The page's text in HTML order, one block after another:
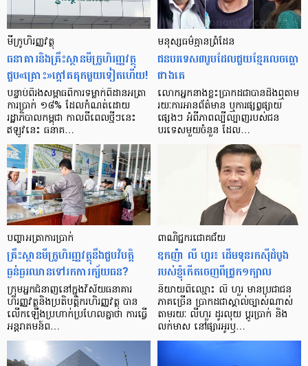
មីក្រូ​ហិរញ្ញវត្ថុ
ធនាគារ​និង​គ្រឹះស្ថាន​មីក្រូ​ហិរញ្ញវត្ថុ​
ជួប«គ្រោះ»ក្តៅ​គគុក​មួយ​ទៀត​ហើយ!
បន្ទាប់​ពី​រង​សម្ពាធ​​ពី​ការ​ទម្លាក់​ពិដាន​អត្រា​
ការ​ប្រាក់ ១៨​% ដែល​កំណត់​ដោយ​
រដ្ឋាភិបាល​កម្ពុជា កាល​ពី​ពេល​ថ្មីៗ​នេះ
ឥឡូវ​នេះ ធនាគ…
មនុស្ស​ធម៌​គ្មាន​ព្រំដែន
ជន​បរទេស​៣​រូប​ដែល​ជួយ​ខ្មែរ​លេច​ធ្លោ​
ជាង​គេ
លោកអ្នក​នាង​ខ្លះ​ប្រាកដ​ជា​បាន​​ដឹង​ឮ​តាម​
រយៈ​ការ​អាន​ព័ត៌មាន ឬ​ការ​ផ្សព្វផ្សាយ​
ផ្សេងៗ អំពី​ភាព​ល្បីល្បាញ​របស់​ជន​
បរទេស​មួយ​ចំនួន ដែល…
បញ្ហា​អត្រា​ការប្រាក់
គ្រឹះស្ថាន​មីក្រូ​ហិរញ្ញវត្ថុ​នឹង​ជួប​វិបត្តិ​
ធ្ងន់ធ្ងរ​ឈាន​ទៅ​រក​ការ​ក្ស័យធន?
ក្រុម​អ្នក​ជំនាញ​នៅ​ក្នុង​វិស័យ​ធនាគារ
ហិរញ្ញវត្ថុ​និង​ប្រតិបត្តិករ​ហិរញ្ញ​វត្ថុ បាន​​
លើក​ឡើង​ប្រហាក់​ប្រហែល​គ្នា​ថា ការ​ធ្វើ​
អន្តរាគមន៍​ព…
ពាណិជ្ជករជោគជ័យ
ឧកញ៉ា លី ហួរ៖ ដើមទុនរកស៊ីដំបូង
របស់ខ្ញុំកើតចេញពីជ្រូក១ក្បាល
និយាយ​ពី​ឈ្មោះ លី ហួរ មាន​ប្រជាជន​
ភាគ​ច្រើន ប្រាកដ​ជា​ស្គាល់​ច្បាស់​ណាស់
តាមរយៈ លីហួរ ដូរ​លុយ ប្តូរ​បា្រក់ និង​
លក់​មាស នៅ​ផ្សារ​អូរ​ឫ…